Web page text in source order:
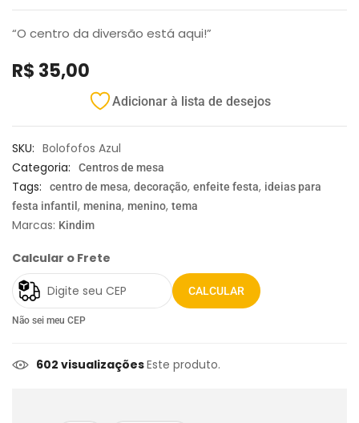
“O centro da diversão está aqui!”
R$ 35,00
Adicionar à lista de desejos
SKU: Bolofofos Azul
Categoria:
Centros de mesa
Tags: centro de mesa, decoração, enfeite festa, ideias para
festa infantil , menina, menino, tema
Marcas: Kindim
Calcular o Frete
CALCULAR
Não sei meu CEP
602 visualizaçõesEste produto.